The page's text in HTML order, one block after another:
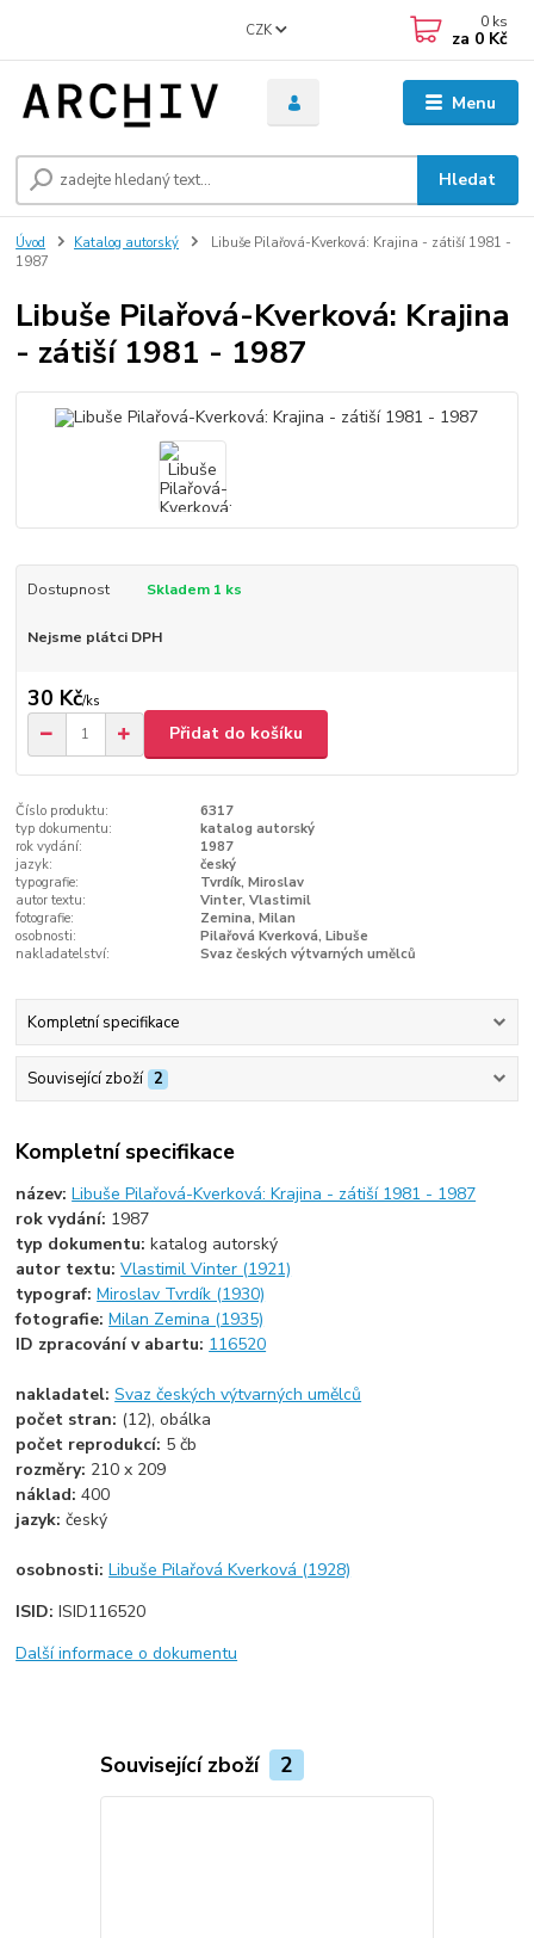
Menu
CZK
Hledat
0 ks
za 0 Kč
Úvod Katalog autorský
Libuše Pilařová-Kverková: Krajina - zátiší 1981 -
1987
Libuše Pilařová-Kverková: Krajina
- zátiší 1981 - 1987
Dostupnost Skladem 1 ks
Nejsme plátci DPH
30 Kč/ks
Přidat do košíku
Číslo produktu:
6317
typ dokumentu:
katalog autorský
rok vydání:
1987
jazyk:
český
typografie:
Tvrdík, Miroslav
autor textu:
Vinter, Vlastimil
fotografie:
Zemina, Milan
osobnosti:
Pilařová Kverková, Libuše
nakladatelství:
Svaz českých výtvarných umělců
Kompletní specifikace
Související zboží 2
Kompletní specifikace
název:Libuše Pilařová-Kverková: Krajina - zátiší 1981 - 1987
rok vydání: 1987
typ dokumentu:katalog autorský
autor textu:Vlastimil Vinter (1921)
typograf:Miroslav Tvrdík (1930)
fotografie:Milan Zemina (1935)
ID zpracování v abartu: 116520
nakladatel:Svaz českých výtvarných umělců
počet stran: (12), obálka
počet reprodukcí: 5 čb
rozměry: 210 x 209
náklad:400
jazyk:český
osobnosti:Libuše Pilařová Kverková (1928)
ISID:ISID116520
Další informace o dokumentu
Související zboží 2